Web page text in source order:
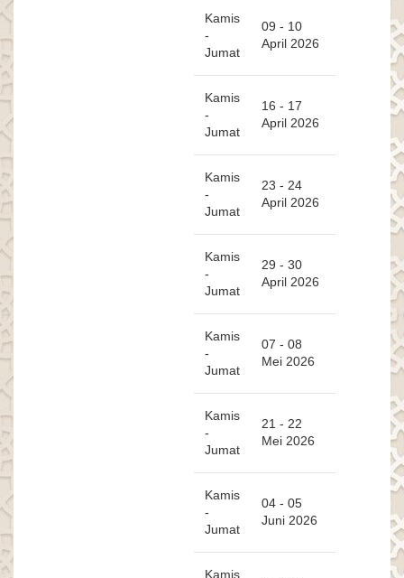
Kamis
-
Jumat
09 - 10
April 2026
Kamis
-
Jumat
16 - 17
April 2026
Kamis
-
Jumat
23 - 24
April 2026
Kamis
-
Jumat
29 - 30
April 2026
Kamis
-
Jumat
07 - 08
Mei 2026
Kamis
-
Jumat
21 - 22
Mei 2026
Kamis
-
Jumat
04 - 05
Juni 2026
Kamis